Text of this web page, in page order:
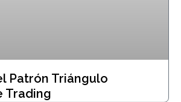
Patrón Triángulo
Trading